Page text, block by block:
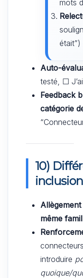
mots
était”)
Auto-
testé, ☐
Feedback
catégorie
10)
inclusion
Allègement
même
introduire
quoique/